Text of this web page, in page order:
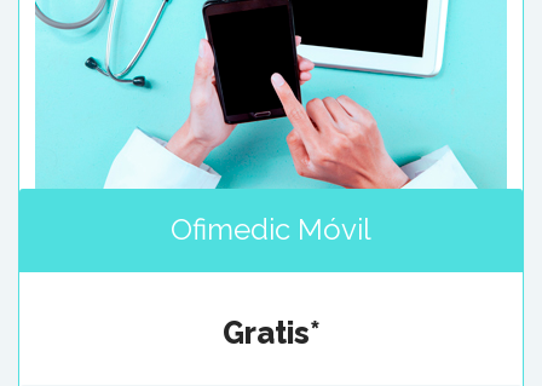
Ofimedic Móvil
Gratis*